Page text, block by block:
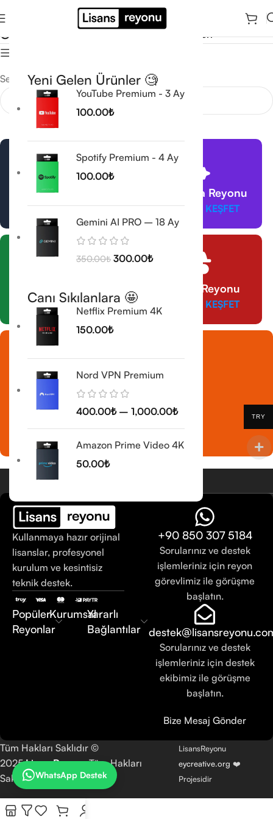
Yeni Gelen Ürünler 🧐
YouTube Premium - 3 Ay
100.00₺
Spotify Premium - 4 Ay
100.00₺
Gemini AI PRO – 18 Ay
350.00₺ 300.00₺
Canı Sıkılanlara 🤩
Netflix Premium 4K
150.00₺
Nord VPN Premium
400.00₺ – 1,000.00₺
Amazon Prime Video 4K
50.00₺
Cloud Servisleri
Cloud Servisleri
Seçiminizle eşleşen ürün bulunamadı.
VPN Reyonu
ÜRÜNLERİ KEŞFET
Yapay Zeka Reyonu
ÜRÜNLERİ KEŞFET
ÜRÜNLERİ KEŞFET
Antivirüs Reyonu
ÜRÜNLERİ KEŞFET
Eğlence Reyonu
ÜRÜNLERİ KEŞFET
Kullanmaya hazır orijinal
lisanslar, profesyonel
kurulum ve kesintisiz
teknik destek.
Popüler
Reyonlar
KurumsalYararlı
Bağlantılar
+90 850 307 5184
Sorularınız ve destek
işlemleriniz için reyon
görevlimiz ile görüşme
başlatın.
Sorularınız ve destek
işlemleriniz için destek
ekibimiz ile görüşme
başlatın.
Bize Mesaj Gönder
Tüm Hakları Saklıdır ©
2025LisansReyonuTüm Hakları
Saklıdır.
LisansReyonu
eycreative.org ❤️
Projesidir
WhatsApp Destek
TRY